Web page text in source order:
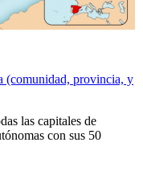
(comunidad, provincia, y
las capitales de
con sus 50